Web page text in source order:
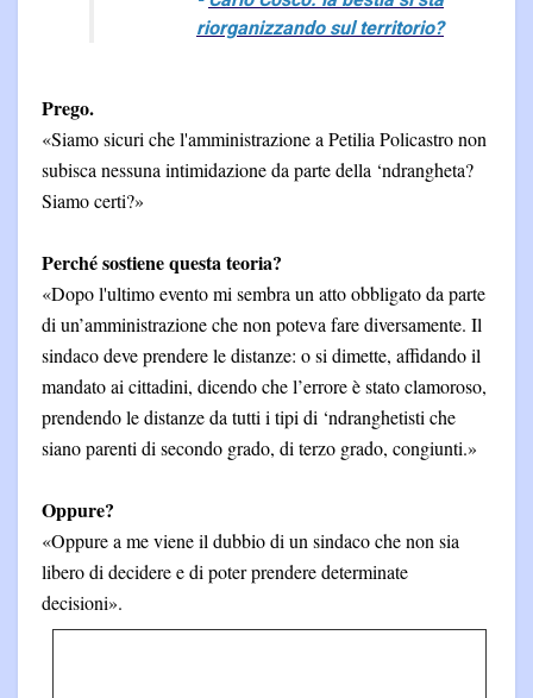
riorganizzando sul territorio?
Prego.
«Siamo sicuri che l'amministrazione a Petilia Policastro non
subisca nessuna intimidazione da parte della ‘ndrangheta?
Siamo certi?»
Perché sostiene questa teoria?
«Dopo l'ultimo evento mi sembra un atto obbligato da parte
di un’amministrazione che non poteva fare diversamente. Il
sindaco deve prendere le distanze: o si dimette, affidando il
mandato ai cittadini, dicendo che l’errore è stato clamoroso,
prendendo le distanze da tutti i tipi di ‘ndranghetisti che
siano parenti di secondo grado, di terzo grado, congiunti.»
Oppure?
«Oppure a me viene il dubbio di un sindaco che non sia
libero di decidere e di poter prendere determinate
decisioni».